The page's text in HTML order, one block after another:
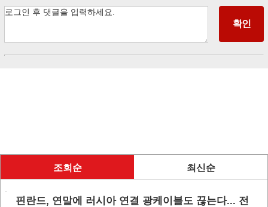
조회순 최신순
핀란드, 연말에 러시아 연결 광케이블도 끊는다... 전